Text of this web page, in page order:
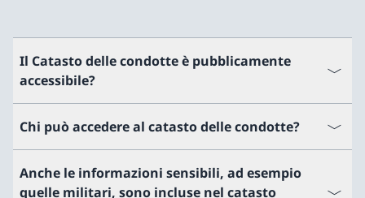
Il Catasto delle condotte è pubblicamente
accessibile?
Chi può accedere al catasto delle condotte?
Anche le informazioni sensibili, ad esempio
quelle militari, sono incluse nel catasto